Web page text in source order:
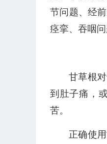
节问题、经
痉挛、吞咽
甘草根
到肚子痛，
苦。
正确使